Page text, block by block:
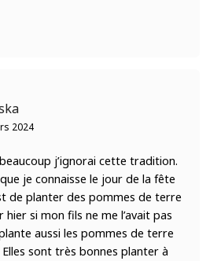
2024
j’ignorai cette tradition.
je connaisse le jour de la fête
de planter des pommes de terre
hier si mon fils ne me l’avait pas
aussi les pommes de terre
sont très bonnes planter à